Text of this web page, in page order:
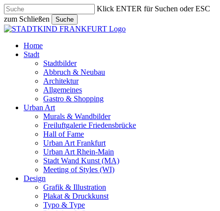
Skip
to
main
content
Klick ENTER für Suchen oder ESC
zum Schließen
Suche
Close
search
Menu
Home
Stadt
Stadtbilder
Abbruch & Neubau
Architektur
Allgemeines
Gastro & Shopping
Urban Art
Murals & Wandbilder
Freiluftgalerie Friedensbrücke
Hall of Fame
Urban Art Frankfurt
Urban Art Rhein-Main
Stadt Wand Kunst (MA)
Meeting of Styles (WI)
Design
Grafik & Illustration
Plakat & Druckkunst
Typo & Type